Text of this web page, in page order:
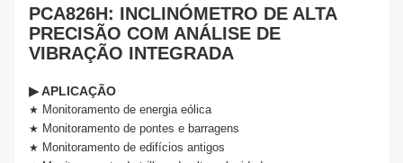
PCA826H: INCLINÓMETRO DE ALTA
PRECISÃO COM ANÁLISE DE
VIBRAÇÃO INTEGRADA
▶APLICAÇÃO
★ Monitoramento de energia eólica
★ Monitoramento de pontes e barragens
★ Monitoramento de edifícios antigos